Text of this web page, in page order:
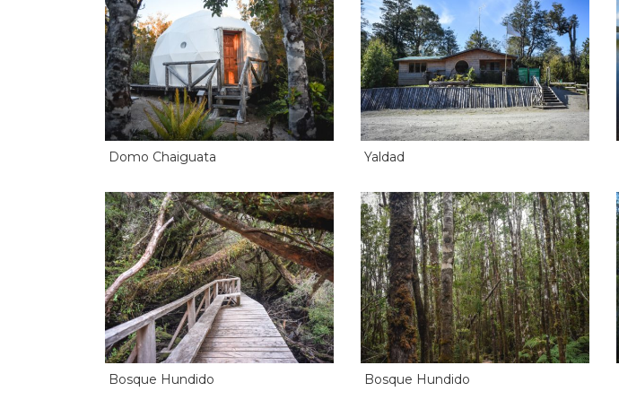
Domo Chaiguata Yaldad
Bosque Hundido Bosque Hundido